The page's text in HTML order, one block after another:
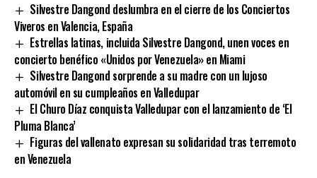
Silvestre Dangond deslumbra en el cierre de los Conciertos
Viveros en Valencia, España
Estrellas latinas, incluida Silvestre Dangond, unen voces en
concierto benéfico «Unidos por Venezuela» en Miami
Silvestre Dangond sorprende a su madre con un lujoso
automóvil en su cumpleaños en Valledupar
El Churo Díaz conquista Valledupar con el lanzamiento de ‘El
Pluma Blanca’
Figuras del vallenato expresan su solidaridad tras terremoto
en Venezuela